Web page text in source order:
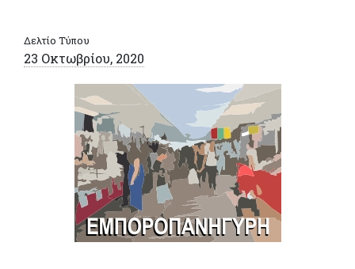
Δελτίο Τύπου
23 Οκτωβρίου, 2020